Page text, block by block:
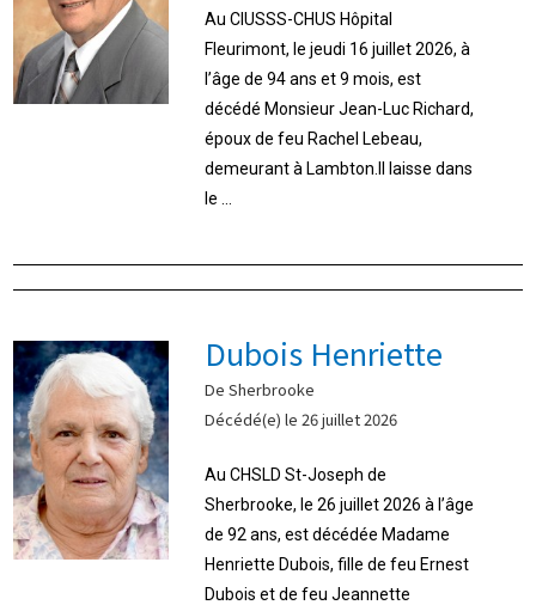
Au CIUSSS-CHUS Hôpital
Fleurimont, le jeudi 16 juillet 2026, à
l’âge de 94 ans et 9 mois, est
décédé Monsieur Jean-Luc Richard,
époux de feu Rachel Lebeau,
demeurant à Lambton.Il laisse dans
le ...
Dubois Henriette
De Sherbrooke
Décédé(e) le 26 juillet 2026
Au CHSLD St-Joseph de
Sherbrooke, le 26 juillet 2026 à l’âge
de 92 ans, est décédée Madame
Henriette Dubois, fille de feu Ernest
Dubois et de feu Jeannette